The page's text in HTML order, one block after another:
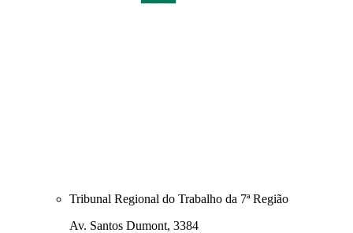
Tribunal Regional do Trabalho da 7ª Região
Av. Santos Dumont, 3384